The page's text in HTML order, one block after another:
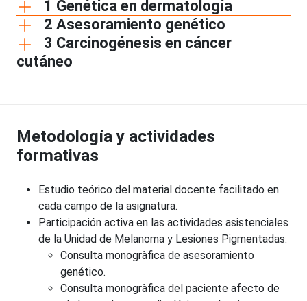
1 Genética en dermatología
2 Asesoramiento genético
3 Carcinogénesis en cáncer
cutáneo
Metodología y actividades
formativas
Estudio teórico del material docente facilitado en
cada campo de la asignatura.
Participación activa en las actividades asistenciales
de la Unidad de Melanoma y Lesiones Pigmentadas:
Consulta monogràfica de asesoramiento
genético.
Consulta monogràfica del paciente afecto de